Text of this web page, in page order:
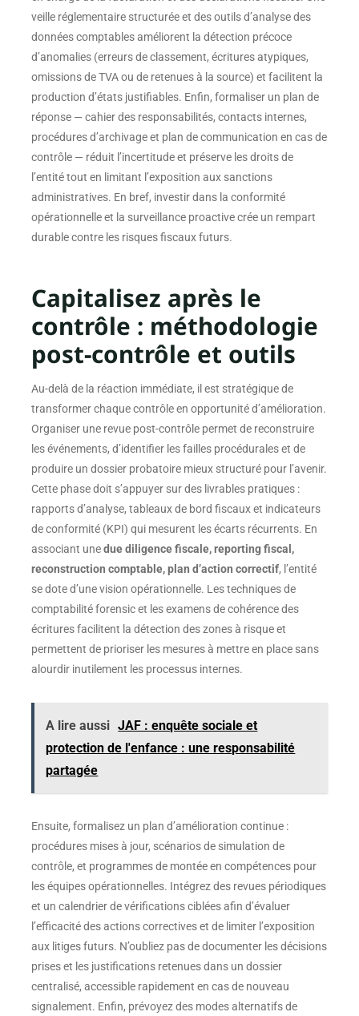
veille réglementaire structurée et des outils d’analyse des
données comptables améliorent la détection précoce
d’anomalies (erreurs de classement, écritures atypiques,
omissions de TVA ou de retenues à la source) et facilitent la
production d’états justifiables. Enfin, formaliser un plan de
réponse — cahier des responsabilités, contacts internes,
procédures d’archivage et plan de communication en cas de
contrôle — réduit l’incertitude et préserve les droits de
l’entité tout en limitant l’exposition aux sanctions
administratives. En bref, investir dans la conformité
opérationnelle et la surveillance proactive crée un rempart
durable contre les risques fiscaux futurs.
Capitalisez après le
contrôle : méthodologie
post-contrôle et outils
Au-delà de la réaction immédiate, il est stratégique de
transformer chaque contrôle en opportunité d’amélioration.
Organiser une revue post-contrôle permet de reconstruire
les événements, d’identifier les failles procédurales et de
produire un dossier probatoire mieux structuré pour l’avenir.
Cette phase doit s’appuyer sur des livrables pratiques :
rapports d’analyse, tableaux de bord fiscaux et indicateurs
de conformité (KPI) qui mesurent les écarts récurrents. En
associant unedue diligence fiscale, reporting fiscal,
reconstruction comptable, plan d’action correctif, l’entité
se dote d’une vision opérationnelle. Les techniques de
comptabilité forensic et les examens de cohérence des
écritures facilitent la détection des zones à risque et
permettent de prioriser les mesures à mettre en place sans
alourdir inutilement les processus internes.
A lire aussi JAF : enquête sociale et
protection de l'enfance : une responsabilité
partagée
Ensuite, formalisez un plan d’amélioration continue :
procédures mises à jour, scénarios de simulation de
contrôle, et programmes de montée en compétences pour
les équipes opérationnelles. Intégrez des revues périodiques
et un calendrier de vérifications ciblées afin d’évaluer
l’efficacité des actions correctives et de limiter l’exposition
aux litiges futurs. N’oubliez pas de documenter les décisions
prises et les justifications retenues dans un dossier
centralisé, accessible rapidement en cas de nouveau
signalement. Enfin, prévoyez des modes alternatifs de